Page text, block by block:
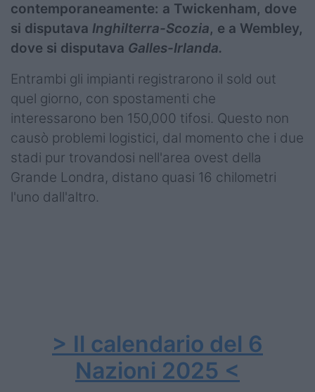
contemporaneamente: a Twickenham, dove
si disputava Inghilterra-Scozia, e a Wembley,
dove si disputava Galles-Irlanda.
Entrambi gli impianti registrarono il sold out
quel giorno, con spostamenti che
interessarono ben 150,000 tifosi. Questo non
causò problemi logistici, dal momento che i due
stadi pur trovandosi nell'area ovest della
Grande Londra, distano quasi 16 chilometri
l'uno dall'altro.
> Il calendario del 6
Nazioni 2025 <